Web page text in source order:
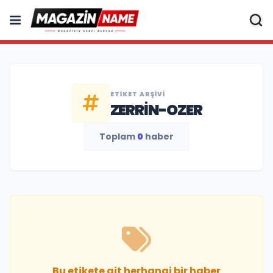
ETIKET ARŞIVI
ZERRIN-OZER
Toplam 0 haber